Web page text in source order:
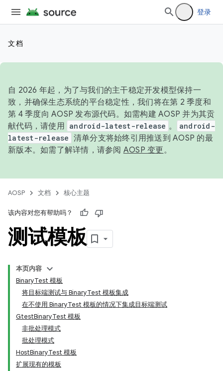
登录
文档
自 2026 年起，为了与我们的主干稳定开发模型保持一
致，并确保生态系统的平台稳定性，我们将在第 2 季度和
第 4 季度向 AOSP 发布源代码。如需构建 AOSP 并为其贡
献代码，请使用 android-latest-release 。
android-
latest-release 清单分支将始终引用推送到 AOSP 的最
新版本。如需了解详情，请参阅 AOSP 变更。
AOSP 文档 核心主题
该内容对您有帮助吗？
测试模板
本页内容
BinaryTest 模板
将目标端测试与 BinaryTest 模板集成
在不使用 BinaryTest 模板的情况下集成目标端测试
GtestBinaryTest 模板
非批处理模式
批处理模式
HostBinaryTest 模板
扩展现有的模板